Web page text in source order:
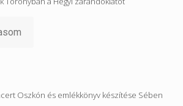
Oszkón és emlékkönyv készítése Sében